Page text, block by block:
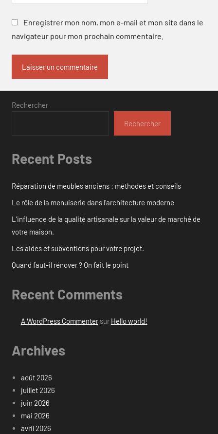
Enregistrer mon nom, mon e-mail et mon site dans le
navigateur pour mon prochain commentaire.
Rechercher
Rechercher
Recent Posts
Réparation de meubles anciens : méthodes et conseils
Le rôle de la menuiserie dans l’architecture moderne
L’influence de la qualité artisanale sur la valeur de marché de
votre maison.
Les aides et subventions pour votre projet.
Quand faut-il rénover ? On fait le point
Recent Comments
A WordPress Commentersur Hello world!
Archives
août 2026
juillet 2026
juin 2026
mai 2026
avril 2026